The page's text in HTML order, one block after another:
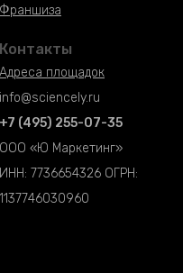
Франшиза
Контакты
Адреса площадок
info@sciencely.ru
+7 (495) 255-07-35
ООО «Ю Маркетинг»
ИНН: 7736654326 ОГРН:
1137746030960